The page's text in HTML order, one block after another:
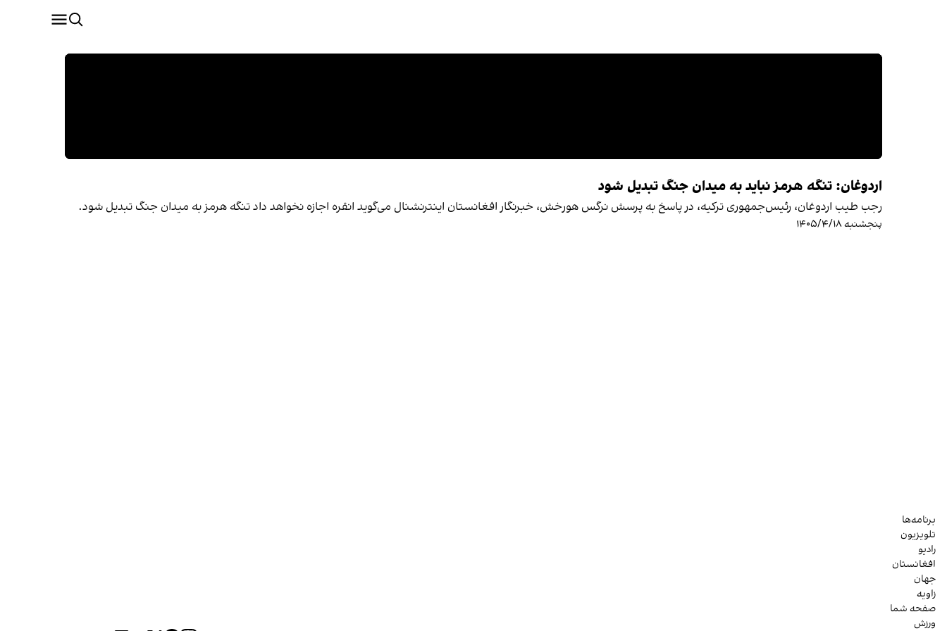
اردوغان: تنگه هرمز نباید به میدان جنگ تبدیل شود
رجب طیب اردوغان، رئیس‌جمهوری ترکیه، در پاسخ به پرسش نرگس هورخش، خبرنگار افغانستان اینترنشنال می‌گوید انقره اجازه نخواهد داد تنگه هرمز به میدان جنگ تبدیل شود.
پنجشنبه ۱۴۰۵/۴/۱۸
برنامه‌ها
تلویزیون
رادیو
افغانستان
جهان
زاویه
صفحه شما
ورزش